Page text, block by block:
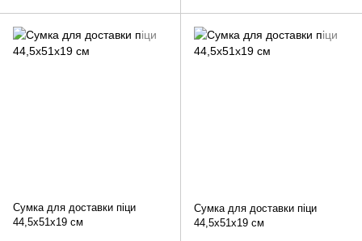
Сумка для доставки піци
44,5х51х19 см
Сумка для доставки піци
44,5х51х19 см